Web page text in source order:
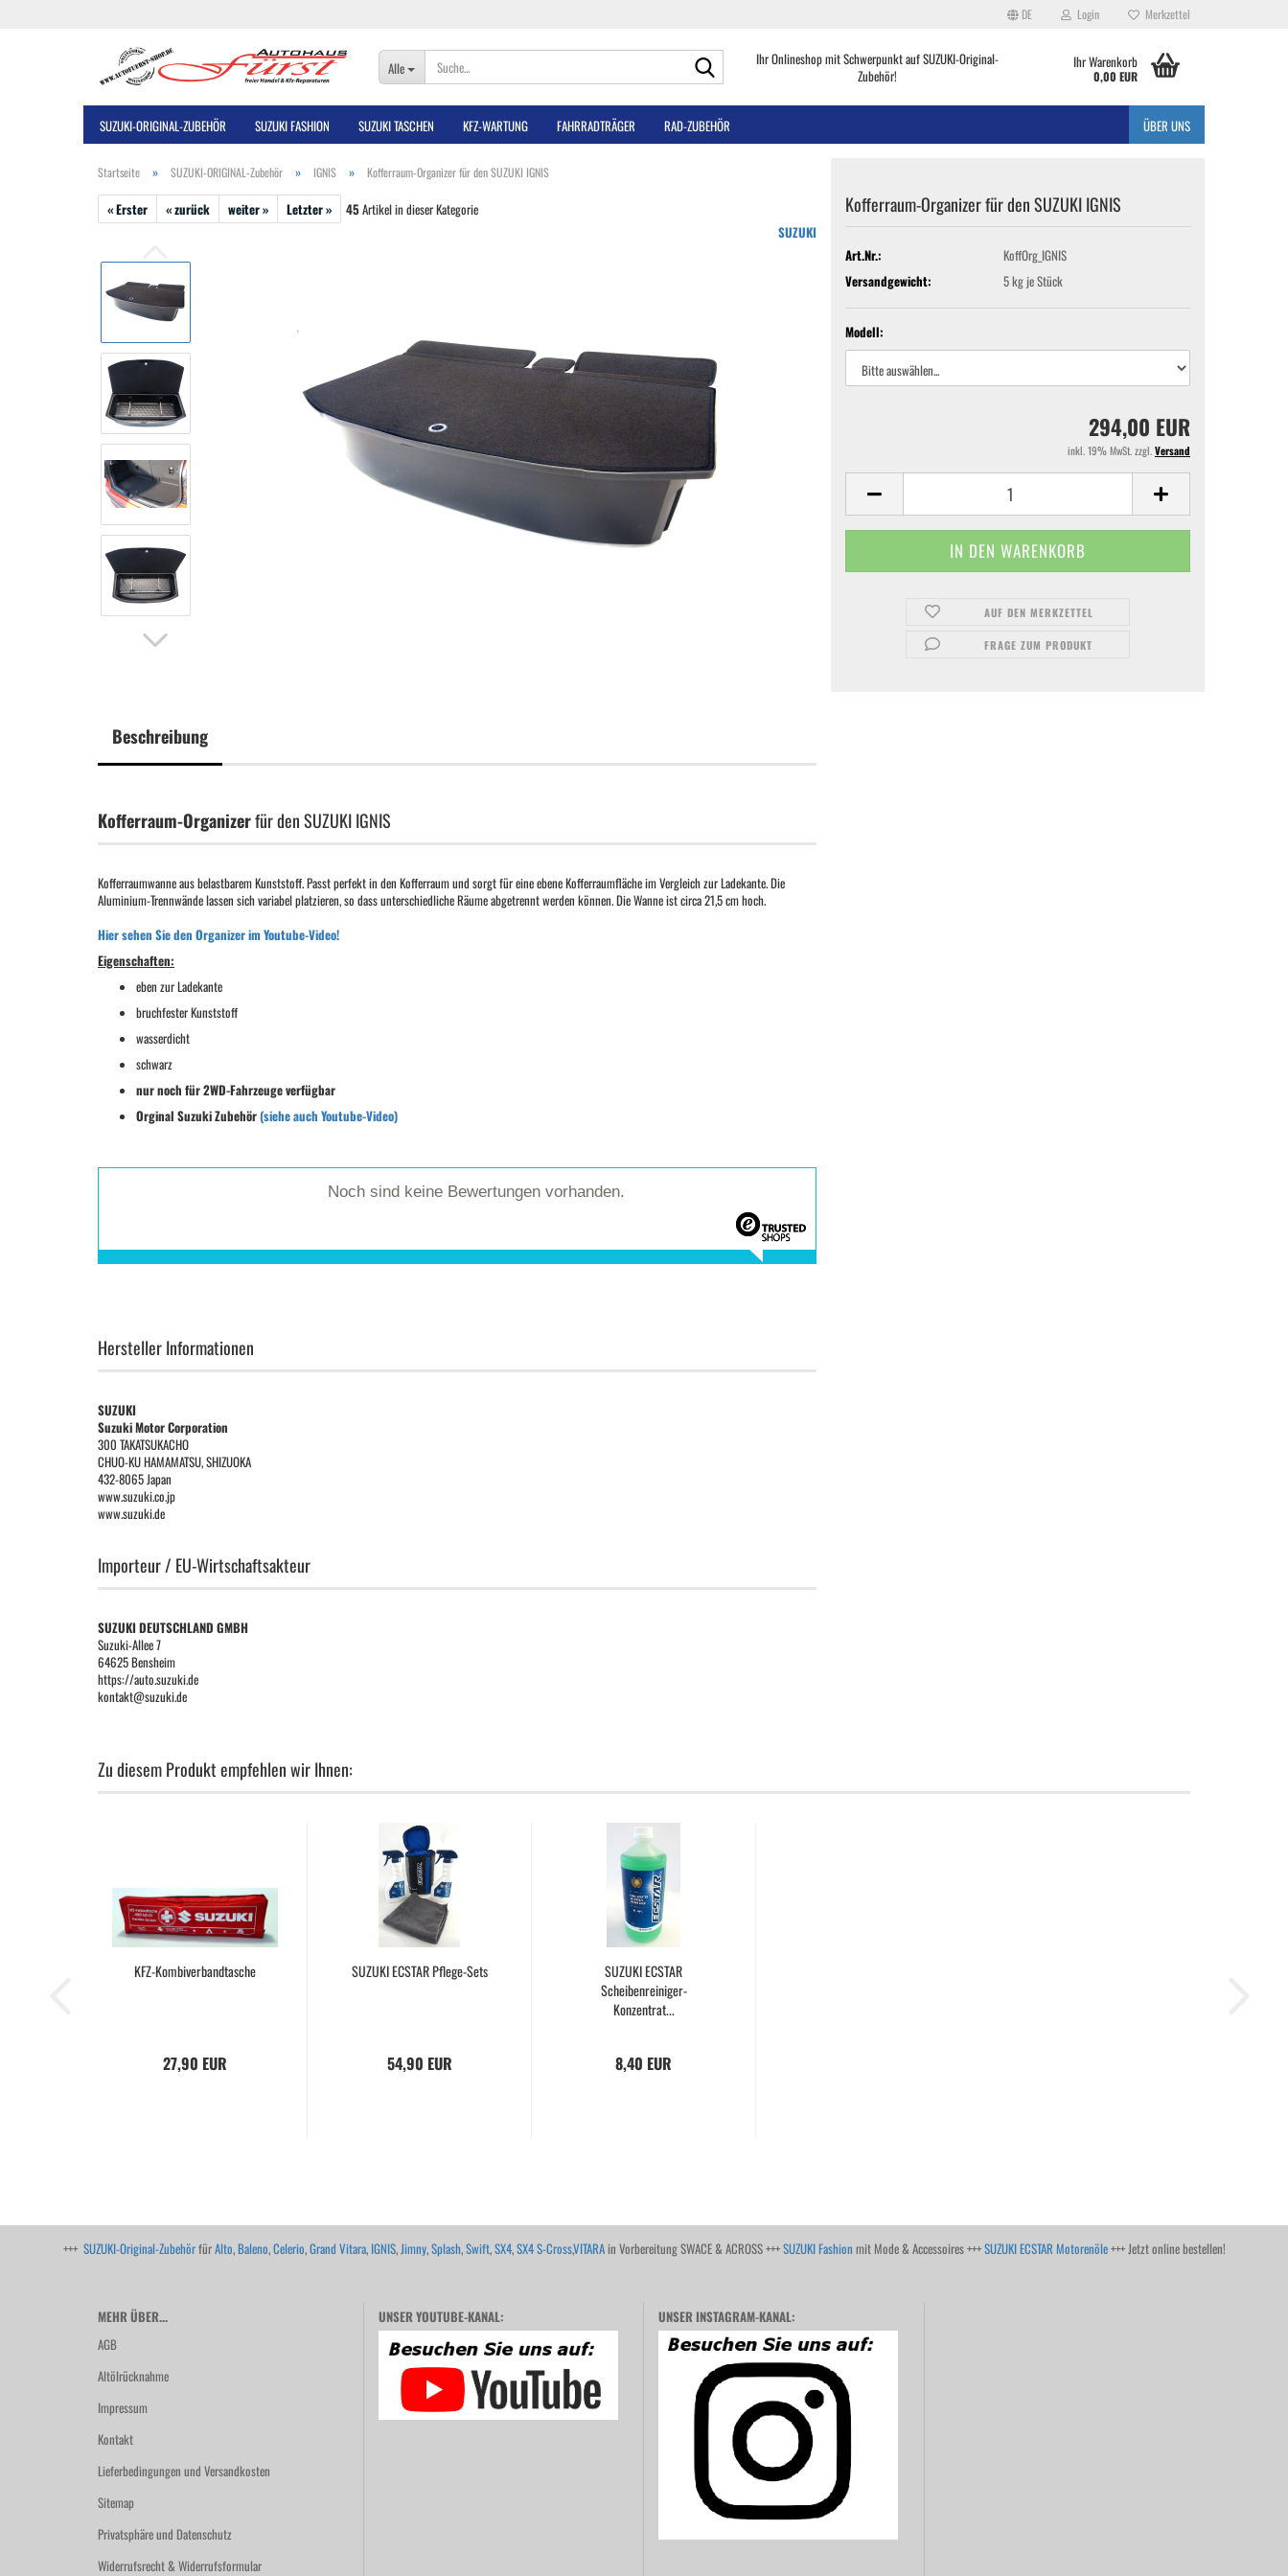
DE Login Merkzettel
Alle
Ihr Onlineshop mit Schwerpunkt auf SUZUKI-Original-
Zubehör!
Ihr Warenkorb
0,00 EUR
SUZUKI-ORIGINAL-ZUBEHÖR SUZUKI FASHION SUZUKI TASCHEN KFZ-WARTUNG FAHRRADTRÄGER RAD-ZUBEHÖR ÜBER UNS
Startseite » SUZUKI-ORIGINAL-Zubehör » IGNIS » Kofferraum-Organizer für den SUZUKI IGNIS
« Erster « zurück weiter » Letzter » 45Artikel in dieser Kategorie
SUZUKI
Kofferraum-Organizer für den SUZUKI IGNIS
Art.Nr.:
KoffOrg_IGNIS
Versandgewicht:
5kg je Stück
Modell:
294,00 EUR
inkl. 19% MwSt. zzgl.Versand
AUF DEN MERKZETTEL
FRAGE ZUM PRODUKT
Beschreibung
Kofferraum-Organizerfür den SUZUKI IGNIS
Kofferraumwanne aus belastbarem Kunststoff. Passt perfekt in den Kofferraum und sorgt für eine ebene Kofferraumfläche im Vergleich zur Ladekante. Die
Aluminium-Trennwände lassen sich variabel platzieren, so dass unterschiedliche Räume abgetrennt werden können. Die Wanne ist circa 21,5 cm hoch.
Hier sehen Sie den Organizer im Youtube-Video!
Eigenschaften:
eben zur Ladekante
bruchfester Kunststoff
wasserdicht
schwarz
nur noch für 2WD-Fahrzeuge verfügbar
Orginal Suzuki Zubehör(siehe auch Youtube-Video)
Noch sind keine Bewertungen vorhanden.
Hersteller Informationen
SUZUKI
Suzuki Motor Corporation
300 TAKATSUKACHO
CHUO-KU HAMAMATSU, SHIZUOKA
432-8065 Japan
www.suzuki.co.jp
www.suzuki.de
Importeur / EU-Wirtschaftsakteur
SUZUKI DEUTSCHLAND GMBH
Suzuki-Allee 7
64625 Bensheim
https://auto.suzuki.de
kontakt@suzuki.de
Zu diesem Produkt empfehlen wir Ihnen:
KFZ-Kombiverbandtasche
27,90 EUR
SUZUKI ECSTAR Pflege-Sets
54,90 EUR
SUZUKI ECSTAR
Scheibenreiniger-
Konzentrat...
8,40 EUR
+++ SUZUKI-Original-ZubehörfürAlto,Baleno,Celerio,Grand Vitara, IGNIS,Jimny,Splash,Swift,SX4,SX4 S-Cross,VITARAin Vorbereitung SWACE & ACROSS +++SUZUKI Fashion mit Mode & Accessoires +++SUZUKI ECSTAR Motorenöle+++ Jetzt online bestellen!
MEHR ÜBER...
AGB
Altölrücknahme
Impressum
Kontakt
Lieferbedingungen und Versandkosten
Sitemap
Privatsphäre und Datenschutz
Widerrufsrecht & Widerrufsformular
UNSER YOUTUBE-KANAL: UNSER INSTAGRAM-KANAL: